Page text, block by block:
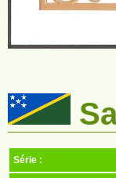
Série :